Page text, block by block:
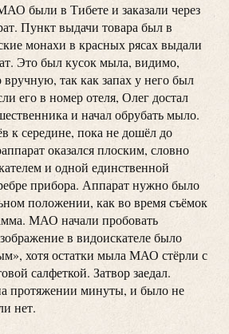
были в Тибете и заказали через
Пункт выдачи товара был в
монахи в красных рясах выдали
Это был кусок мыла, видимо,
вручную, так как запах у него был
его в номер отеля, Олег достал
и начал обрубать мыло.
к середине, пока не дошёл до
оказался плоским, словно
и одной единственной
прибора. Аппарат нужно было
положении, как во время съёмок
МАО начали пробовать
в видоискателе было
хотя остатки мыла МАО стёрли с
салфеткой. Затвор заедал.
протяжении минуты, и было не
нет.